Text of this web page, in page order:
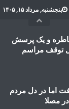
پنجشنبه, مرداد ۱۵, ۱۴۰۵
خاطره و یک پرسش
توقف مراسم
اما در دل مردم
مصلا